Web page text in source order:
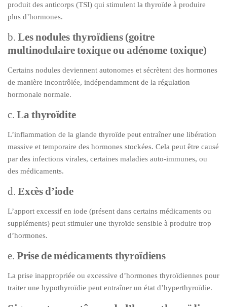
produit des anticorps (TSI) qui stimulent la thyroïde à produire
plus d’hormones.
b.Les nodules thyroïdiens (goitre
multinodulaire toxique ou adénome toxique)
Certains nodules deviennent autonomes et sécrètent des hormones
de manière incontrôlée, indépendamment de la régulation
hormonale normale.
c.La thyroïdite
L’inflammation de la glande thyroïde peut entraîner une libération
massive et temporaire des hormones stockées. Cela peut être causé
par des infections virales, certaines maladies auto-immunes, ou
des médicaments.
d.Excès d’iode
L’apport excessif en iode (présent dans certains médicaments ou
suppléments) peut stimuler une thyroïde sensible à produire trop
d’hormones.
e.Prise de médicaments thyroïdiens
La prise inappropriée ou excessive d’hormones thyroïdiennes pour
traiter une hypothyroïdie peut entraîner un état d’hyperthyroïdie.